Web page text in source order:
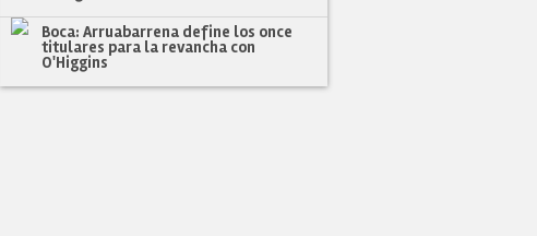
Boca: Arruabarrena define los once
titulares para la revancha con
O'Higgins